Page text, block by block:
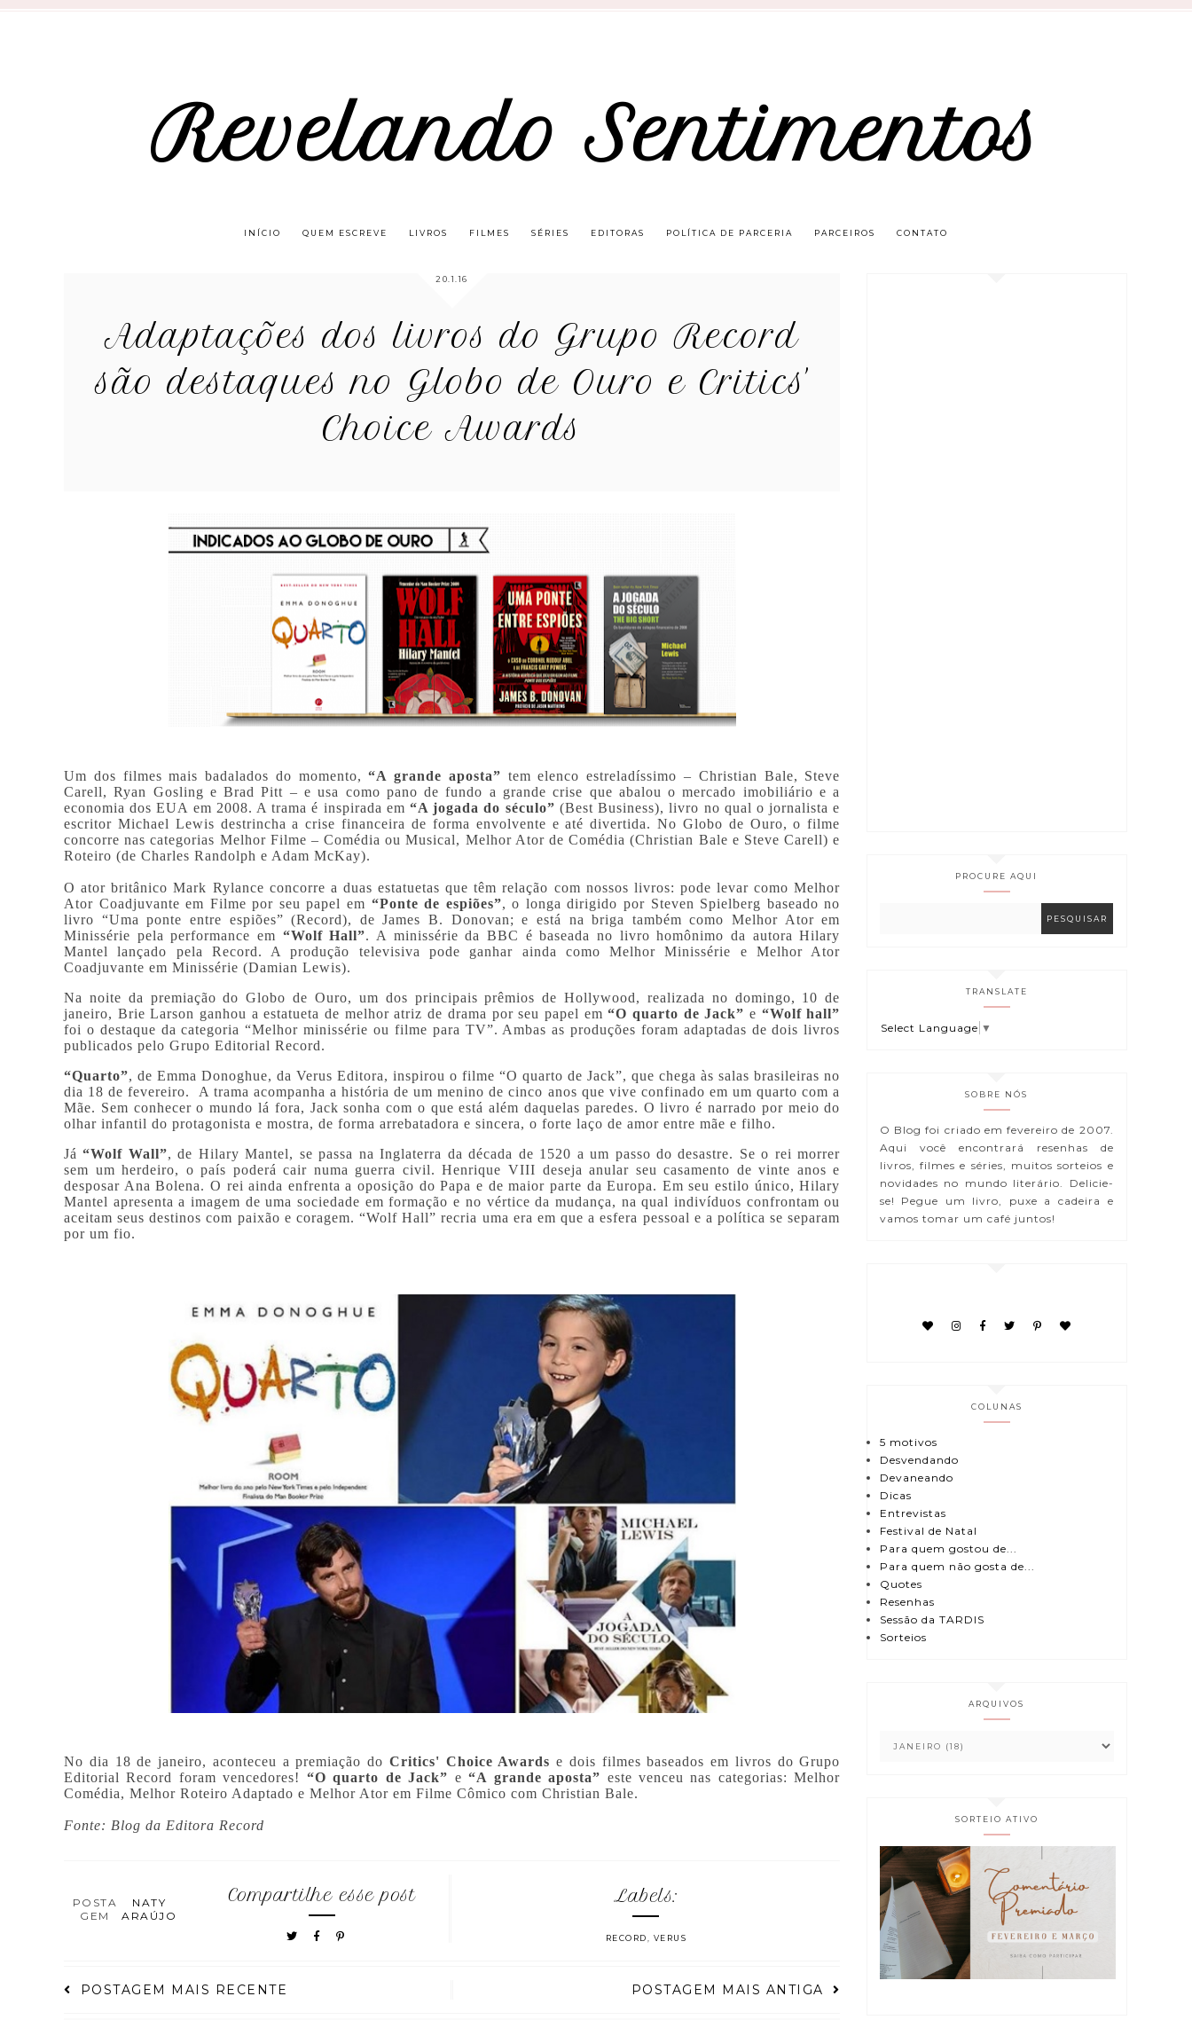
Revelando Sentimentos
INÍCIO QUEM ESCREVE LIVROS FILMES SÉRIES EDITORAS POLÍTICA DE PARCERIA PARCEIROS CONTATO
20.1.16
Adaptações dos livros do Grupo Record
são destaques no Globo de Ouro e Critics'
Choice Awards
Um dos filmes mais badalados do momento,“A grande aposta” tem elenco estreladíssimo – Christian Bale, Steve
Carell, Ryan Gosling e Brad Pitt – e usa como pano de fundo a grande crise que abalou o mercado imobiliário e a
economia dos EUA em 2008. A trama é inspirada em“A jogada do século” (Best Business), livro no qual o jornalista e
escritor Michael Lewis destrincha a crise financeira de forma envolvente e até divertida. No Globo de Ouro, o filme
concorre nas categorias Melhor Filme – Comédia ou Musical, Melhor Ator de Comédia (Christian Bale e Steve Carell) e
Roteiro (de Charles Randolph e Adam McKay).
O ator britânico Mark Rylance concorre a duas estatuetas que têm relação com nossos livros: pode levar como Melhor
Ator Coadjuvante em Filme por seu papel em “Ponte de espiões”, o longa dirigido por Steven Spielberg baseado no
livro “Uma ponte entre espiões” (Record), de James B. Donovan; e está na briga também como Melhor Ator em
Minissérie pela performance em “Wolf Hall”. A minissérie da BBC é baseada no livro homônimo da autora Hilary
Mantel lançado pela Record. A produção televisiva pode ganhar ainda como Melhor Minissérie e Melhor Ator
Coadjuvante em Minissérie (Damian Lewis).
Na noite da premiação do Globo de Ouro, um dos principais prêmios de Hollywood, realizada no domingo, 10 de
janeiro, Brie Larson ganhou a estatueta de melhor atriz de drama por seu papel em“O quarto de Jack” e “Wolf hall”
foi o destaque da categoria “Melhor minissérie ou filme para TV”. Ambas as produções foram adaptadas de dois livros
publicados pelo Grupo Editorial Record.
“Quarto”, de Emma Donoghue, da Verus Editora, inspirou o filme “O quarto de Jack”, que chega às salas brasileiras no
dia 18 de fevereiro. A trama acompanha a história de um menino de cinco anos que vive confinado em um quarto com a
Mãe. Sem conhecer o mundo lá fora, Jack sonha com o que está além daquelas paredes. O livro é narrado por meio do
olhar infantil do protagonista e mostra, de forma arrebatadora e sincera, o forte laço de amor entre mãe e filho.
Já“Wolf Wall”, de Hilary Mantel, se passa na Inglaterra da década de 1520 a um passo do desastre. Se o rei morrer
sem um herdeiro, o país poderá cair numa guerra civil. Henrique VIII deseja anular seu casamento de vinte anos e
desposar Ana Bolena. O rei ainda enfrenta a oposição do Papa e de maior parte da Europa. Em seu estilo único, Hilary
Mantel apresenta a imagem de uma sociedade em formação e no vértice da mudança, na qual indivíduos confrontam ou
aceitam seus destinos com paixão e coragem. “Wolf Hall” recria uma era em que a esfera pessoal e a política se separam
por um fio.
No dia 18 de janeiro, aconteceu a premiação do Critics' Choice Awards e dois filmes baseados em livros do Grupo
Editorial Record foram vencedores! “O quarto de Jack” e “A grande aposta” este venceu nas categorias: Melhor
Comédia, Melhor Roteiro Adaptado e Melhor Ator em Filme Cômico com Christian Bale.
Fonte: Blog da Editora Record
POSTA
GEM
NATY
ARAÚJO
Compartilhe esse post Labels:
RECORD VERUS
POSTAGEM MAIS RECENTE POSTAGEM MAIS ANTIGA
PROCURE AQUI
TRANSLATE
Select Language ▼
SOBRE NÓS
O Blog foi criado em fevereiro de 2007.
Aqui você encontrará resenhas de
livros, filmes e séries, muitos sorteios e
novidades no mundo literário. Delicie-
se! Pegue um livro, puxe a cadeira e
vamos tomar um café juntos!
COLUNAS
5 motivos
Desvendando
Devaneando
Dicas
Entrevistas
Festival de Natal
Para quem gostou de...
Para quem não gosta de...
Quotes
Resenhas
Sessão da TARDIS
Sorteios
ARQUIVOS
SORTEIO ATIVO